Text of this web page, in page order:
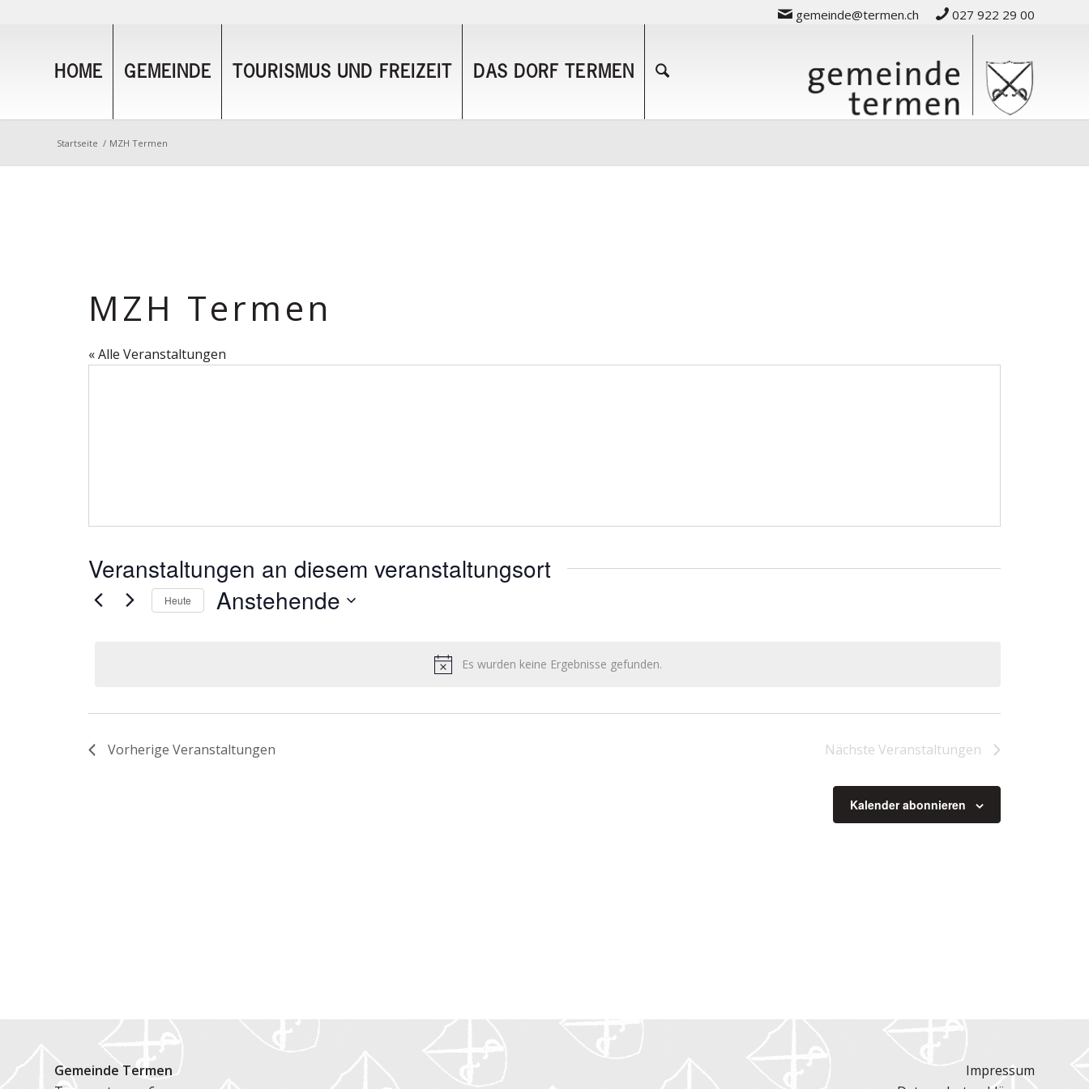
gemeinde@termen.ch 027 922 29 00
HOME GEMEINDE TOURISMUS UND FREIZEIT DAS DORF TERMEN
Startseite / MZH Termen
MZH Termen
« Alle Veranstaltungen
Veranstaltungen an diesem veranstaltungsort
Hinweis
Es wurden keine Ergebnisse gefunden.
Heute Anstehende
Vorherige Veranstaltungen Nächste Veranstaltungen
Kalender abonnieren
Gemeinde Termen
Impressum